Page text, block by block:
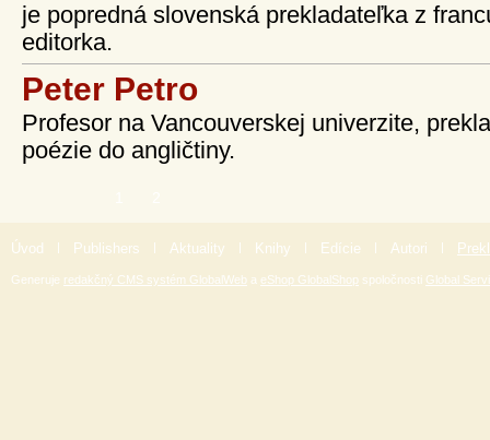
je popredná slovenská prekladateľka z
editorka.
Peter Petro
Profesor na Vancouverskej univerzite,
poézie do angličtiny.
Úvod | Publishers | Aktuality | Knihy | Edície | Autori |
Generuje redakčný CMS systém GlobalWeb a eShop GlobalShop spoločnosti Global